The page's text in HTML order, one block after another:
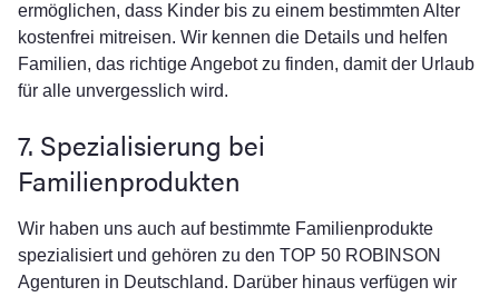
ermöglichen, dass Kinder bis zu einem bestimmten Alter
kostenfrei mitreisen. Wir kennen die Details und helfen
Familien, das richtige Angebot zu finden, damit der Urlaub
für alle unvergesslich wird.
7. Spezialisierung bei
Familienprodukten
Wir haben uns auch auf bestimmte Familienprodukte
spezialisiert und gehören zu den TOP 50 ROBINSON
Agenturen in Deutschland. Darüber hinaus verfügen wir